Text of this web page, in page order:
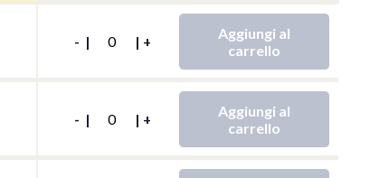
- | | +
Aggiungi al
carrello
- | | +
Aggiungi al
carrello